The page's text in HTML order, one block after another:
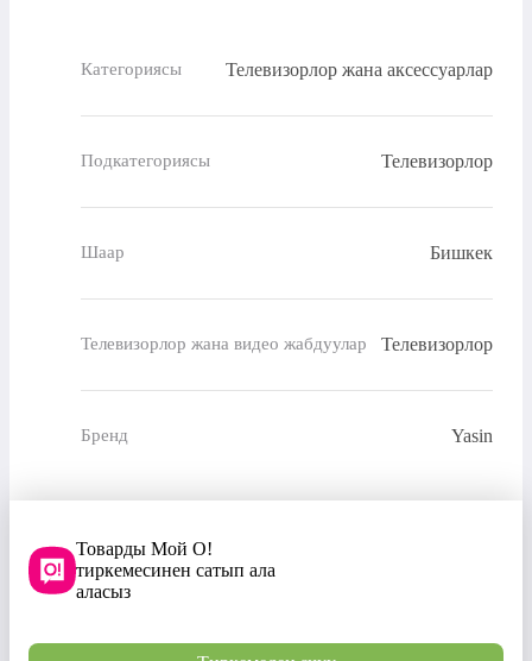
Категориясы Телевизорлор жана аксессуарлар
Подкатегориясы Телевизорлор
Шаар Бишкек
Телевизорлор жана видео жабдуулар Телевизорлор
Бренд Yasin
Товарды Мой О!
тиркемесинен сатып ала
аласыз